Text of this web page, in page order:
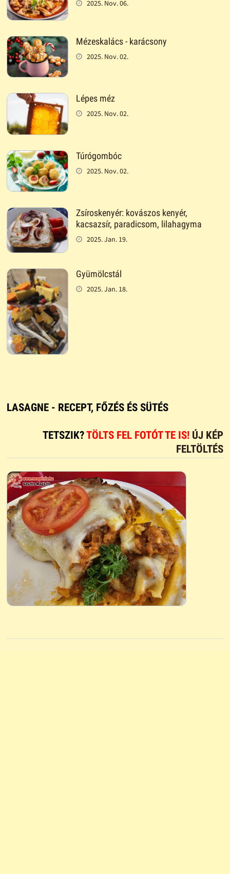
2025. Nov. 06.
Mézeskalács - karácsony
2025. Nov. 02.
Lépes méz
2025. Nov. 02.
Túrógombóc
2025. Nov. 02.
Zsíroskenyér: kovászos kenyér,
kacsazsír, paradicsom, lilahagyma
2025. Jan. 19.
Gyümölcstál
2025. Jan. 18.
LASAGNE - RECEPT, FŐZÉS ÉS SÜTÉS
TETSZIK?TÖLTS FEL FOTÓT TE IS! ÚJ KÉP
FELTÖLTÉS